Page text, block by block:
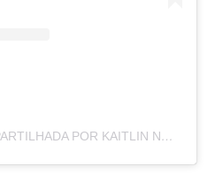
UMA PUBLICAÇÃO COMPARTILHADA POR KAITLIN NORTON (@KAITLINORTON)